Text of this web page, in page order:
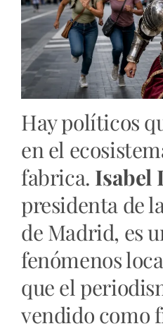
Hay políticos
en el
fabrica. Isabel
presidenta de
de Madrid, es
fenómenos
que el
vendido como